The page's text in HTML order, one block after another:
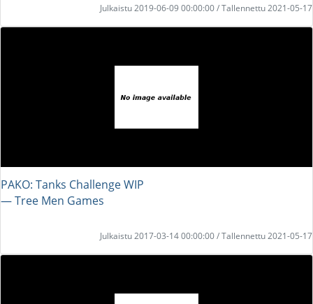
Julkaistu 2019-06-09 00:00:00 / Tallennettu 2021-05-17
PAKO: Tanks Challenge WIP
― Tree Men Games
Julkaistu 2017-03-14 00:00:00 / Tallennettu 2021-05-17